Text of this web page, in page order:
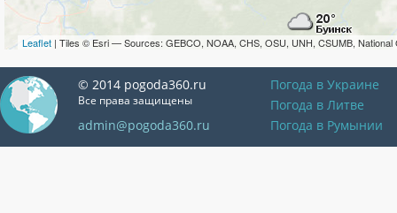
Leaflet | Tiles © Esri — Sources: GEBCO, NOAA, CHS, OSU, UNH, CSUMB, National
© 2014 pogoda360.ru
Все права защищены
admin@pogoda360.ru
Погода в Украине
Погода в Литве
Погода в Румынии